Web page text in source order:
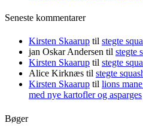
Seneste kommentarer
Kirsten Skaarup til stegte
jan Oskar Andersen til stegte
Kirsten Skaarup til stegte
Alice Kirknæs til stegte
Kirsten Skaarup til lions
med nye kartofler og asparges
Bøger